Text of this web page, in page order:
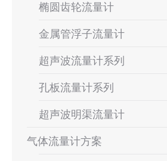
椭圆齿轮流量计
金属管浮子流量计
超声波流量计系列
孔板流量计系列
超声波明渠流量计
气体流量计方案